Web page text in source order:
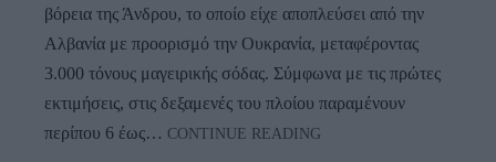
βόρεια της Άνδρου, το οποίο είχε αποπλεύσει από την
Αλβανία με προορισμό την Ουκρανία, μεταφέροντας
3.000 τόνους μαγειρικής σόδας. Σύμφωνα με τις πρώτες
εκτιμήσεις, στις δεξαμενές του πλοίου παραμένουν
περίπου 6 έως… CONTINUE READING